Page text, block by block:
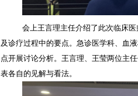
会上王言理主任介绍了 此次临床医
及诊疗过程中的要点。急诊医学科、 血液
点开展讨论分析。 王言理、王莹两位主
表各自的见解与看法。